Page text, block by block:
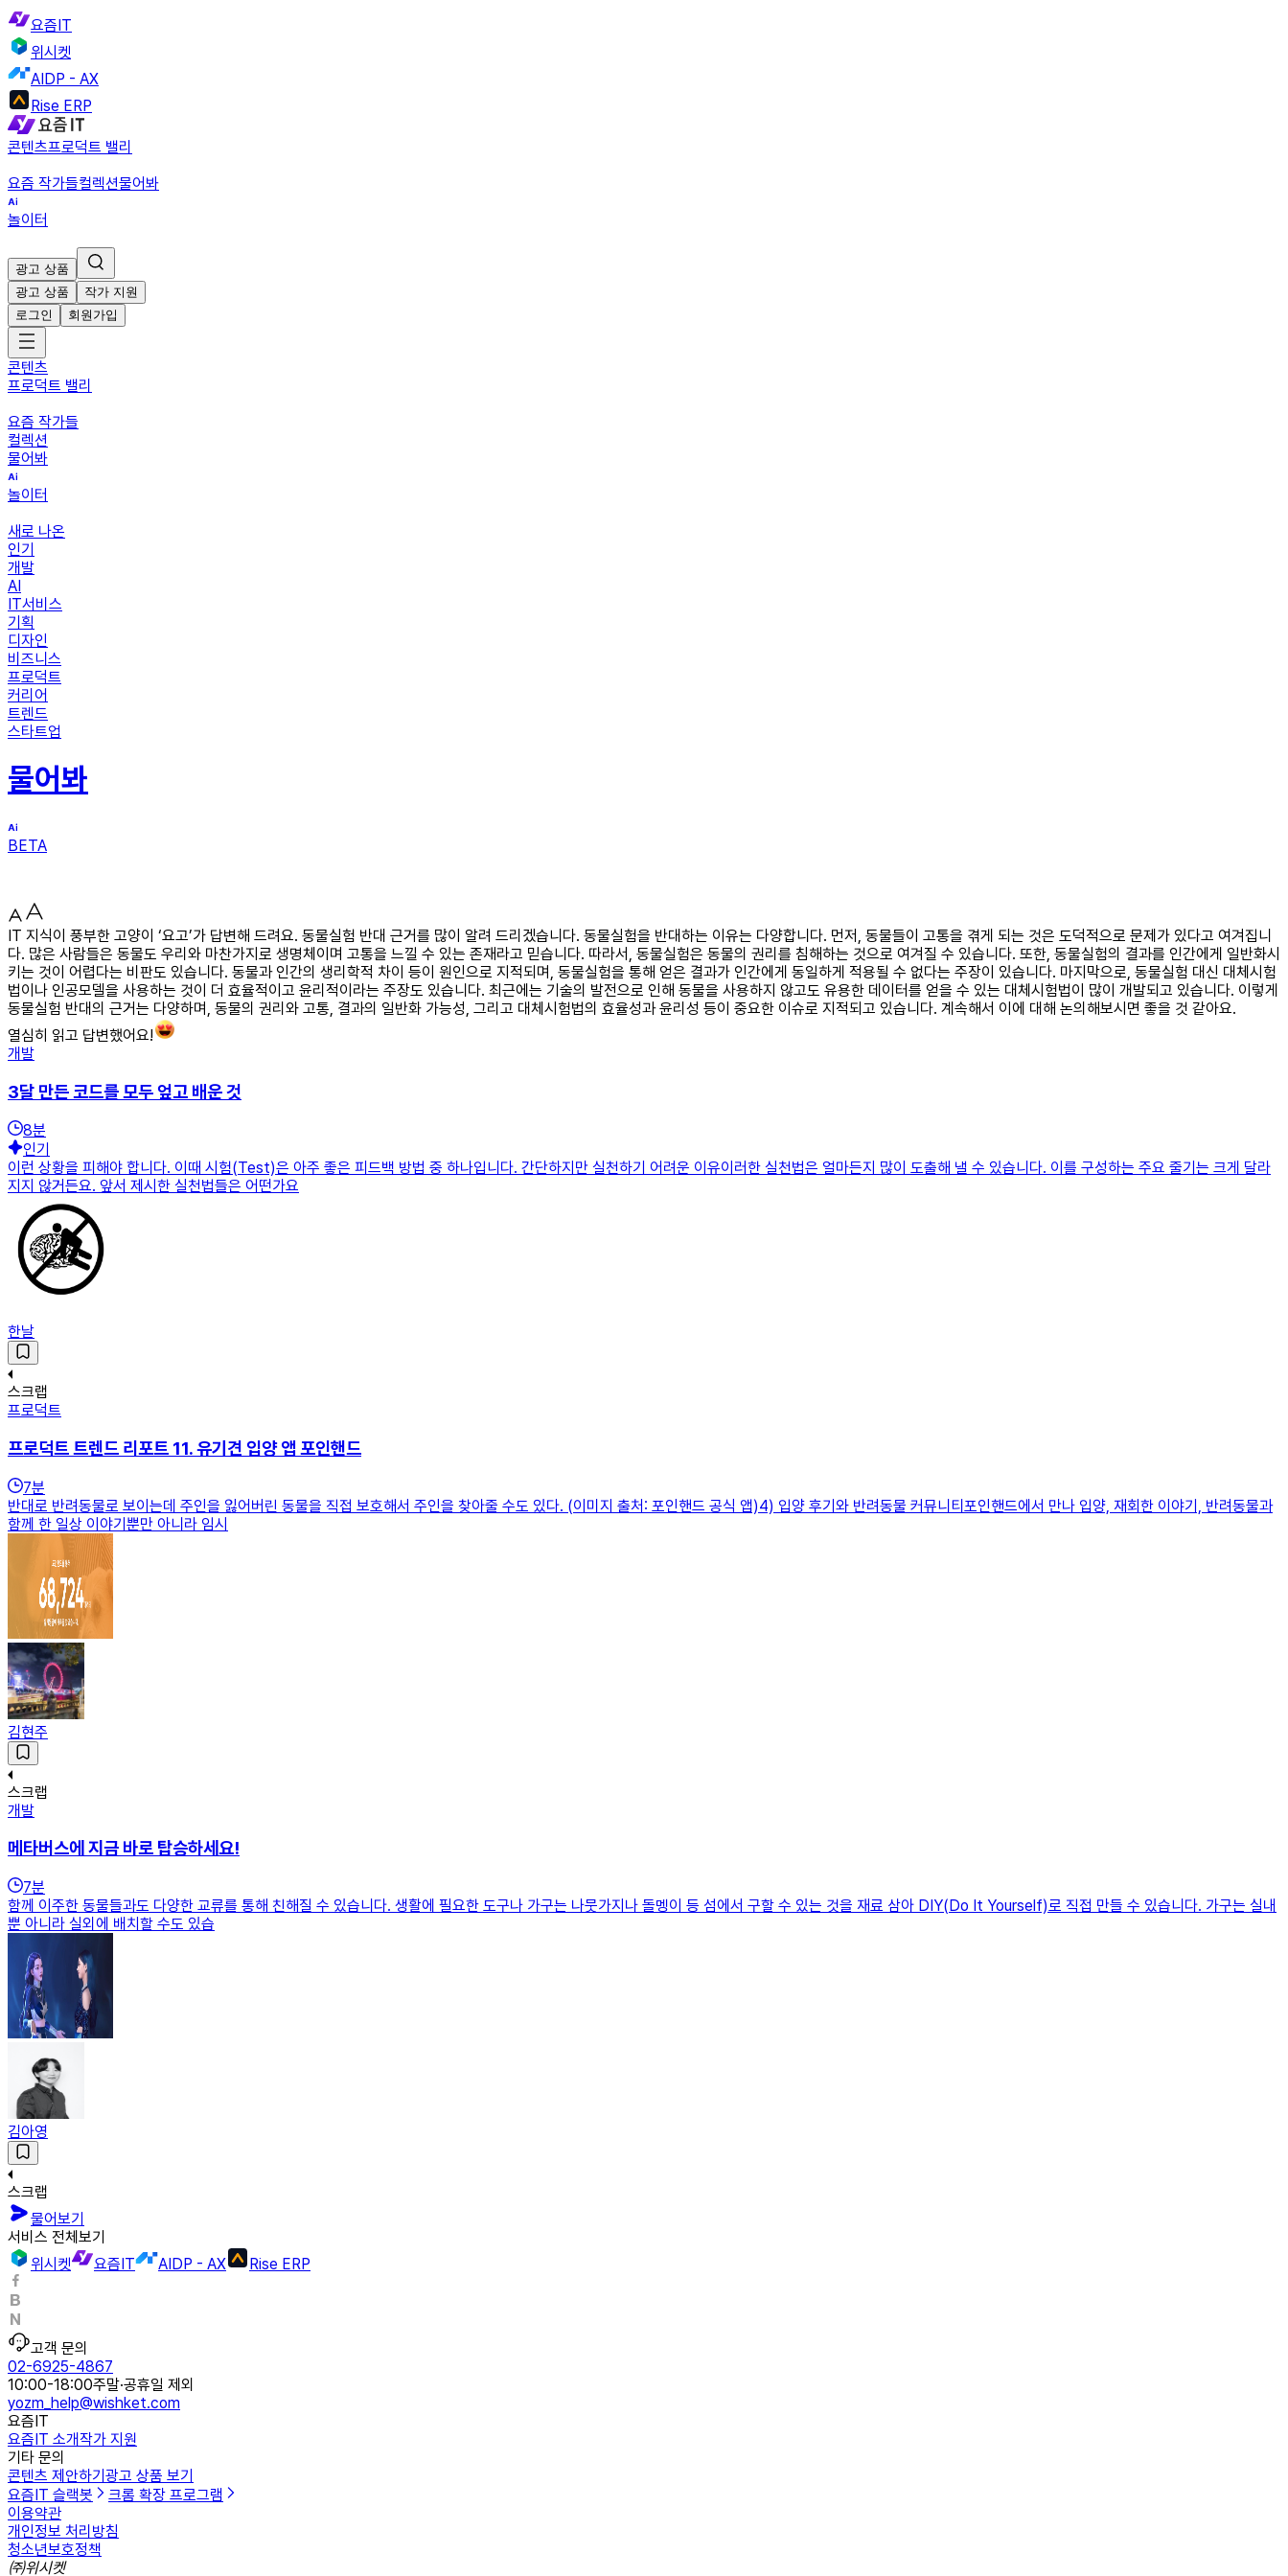
요즘IT
위시켓
AIDP - AX
Rise ERP
콘텐츠프로덕트 밸리
요즘 작가들컬렉션물어봐
놀이터
광고 상품
광고 상품
작가 지원
로그인
회원가입
콘텐츠
프로덕트 밸리
요즘 작가들
컬렉션
물어봐
놀이터
새로 나온
인기
개발
AI
IT서비스
기획
디자인
비즈니스
프로덕트
커리어
트렌드
스타트업
물어봐
BETA
IT 지식이 풍부한 고양이 ‘요고’가 답변해 드려요. 동물실험 반대 근거를 많이 알려 드리겠습니다. 동물실험을 반대하는 이유는 다양합니다. 먼저, 동물들이 고통을 겪게 되는 것은 도덕적으로 문제가 있다고 여겨집니
다. 많은 사람들은 동물도 우리와 마찬가지로 생명체이며 고통을 느낄 수 있는 존재라고 믿습니다. 따라서, 동물실험은 동물의 권리를 침해하는 것으로 여겨질 수 있습니다. 또한, 동물실험의 결과를 인간에게 일반화시
키는 것이 어렵다는 비판도 있습니다. 동물과 인간의 생리학적 차이 등이 원인으로 지적되며, 동물실험을 통해 얻은 결과가 인간에게 동일하게 적용될 수 없다는 주장이 있습니다. 마지막으로, 동물실험 대신 대체시험
법이나 인공모델을 사용하는 것이 더 효율적이고 윤리적이라는 주장도 있습니다. 최근에는 기술의 발전으로 인해 동물을 사용하지 않고도 유용한 데이터를 얻을 수 있는 대체시험법이 많이 개발되고 있습니다. 이렇게
동물실험 반대의 근거는 다양하며, 동물의 권리와 고통, 결과의 일반화 가능성, 그리고 대체시험법의 효율성과 윤리성 등이 중요한 이슈로 지적되고 있습니다. 계속해서 이에 대해 논의해보시면 좋을 것 같아요.
열심히 읽고 답변했어요!
개발
3달 만든 코드를 모두 엎고 배운 것
8분
인기
이런 상황을 피해야 합니다. 이때 시험(Test)은 아주 좋은 피드백 방법 중 하나입니다. 간단하지만 실천하기 어려운 이유이러한 실천법은 얼마든지 많이 도출해 낼 수 있습니다. 이를 구성하는 주요 줄기는 크게 달라
지지 않거든요. 앞서 제시한 실천법들은 어떤가요
한날
스크랩
프로덕트
프로덕트 트렌드 리포트 11. 유기견 입양 앱 포인핸드
7분
반대로 반려동물로 보이는데 주인을 잃어버린 동물을 직접 보호해서 주인을 찾아줄 수도 있다. (이미지 출처: 포인핸드 공식 앱)4) 입양 후기와 반려동물 커뮤니티포인핸드에서 만나 입양, 재회한 이야기, 반려동물과
함께 한 일상 이야기뿐만 아니라 임시
김현주
스크랩
개발
메타버스에 지금 바로 탑승하세요!
7분
함께 이주한 동물들과도 다양한 교류를 통해 친해질 수 있습니다. 생활에 필요한 도구나 가구는 나뭇가지나 돌멩이 등 섬에서 구할 수 있는 것을 재료 삼아 DIY(Do It Yourself)로 직접 만들 수 있습니다. 가구는 실내
뿐 아니라 실외에 배치할 수도 있습
김아영
스크랩
물어보기
서비스 전체보기
위시켓
요즘IT AIDP - AX Rise ERP
고객 문의
02-6925-4867
10:00-18:00주말·공휴일 제외
yozm_help@wishket.com
요즘IT
요즘IT 소개작가 지원
기타 문의
콘텐츠 제안하기 광고 상품 보기
요즘IT 슬랙봇
크롬 확장 프로그램
이용약관
개인정보 처리방침
청소년보호정책
㈜위시켓